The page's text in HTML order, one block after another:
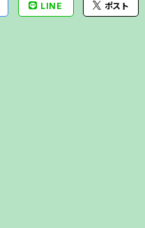
LINE ポスト